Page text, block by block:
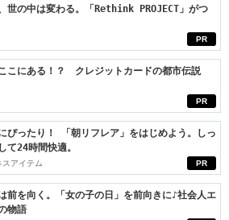
PR
世の中は変わる。「Rethink PROJECT」がつ
PR
こにある！？ クレジットカードの都市伝説
PR
ぴったり！ 「朝リフレア」をはじめよう。しっ
て24時間快適。
アイテム
前を向く。「女の子の日」を前向きに♪社会人エ
物語